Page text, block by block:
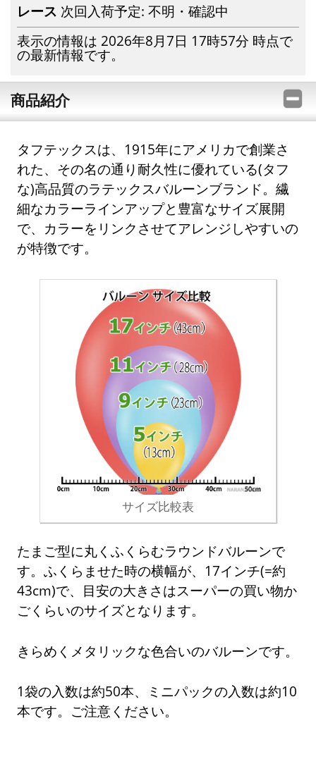
レース 次回入荷予定: 不明・確認中
表示の情報は 2026年8月7日 17時57分 時点で
の最新情報です。
商品紹介
タフテックスは、1915年にアメリカで創業さ
れた、その名の通り耐久性に優れている(タフ
な)高品質のラテックスバルーンブランド。繊
細なカラーラインアップと豊富なサイズ展開
で、カラーをリンクさせてアレンジしやすいの
が特徴です。
サイズ比較表
たまご型に丸くふくらむラウンドバルーンで
す。ふくらませた時の横幅が、17インチ(=約
43cm)で、目安の大きさはスーパーの買い物か
ごくらいのサイズとなります。
きらめくメタリックな色合いのバルーンです。
1袋の入数は約50本、ミニパックの入数は約10
本です。ご注意ください。